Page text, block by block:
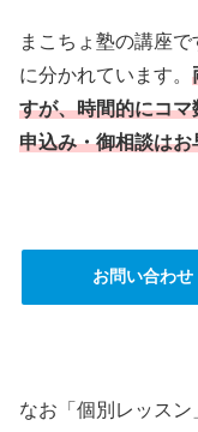
まこちょ塾の講座で
に分かれています。
すが、時間的にコ
申込み・御相談は
お問い合わ
なお「個別レッスン